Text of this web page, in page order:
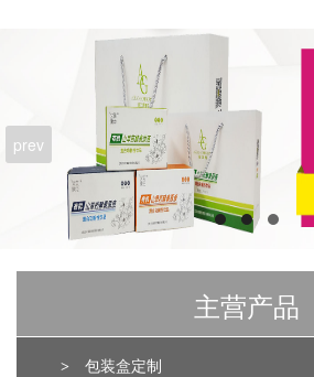
prev
主营产品
> 包装盒定制